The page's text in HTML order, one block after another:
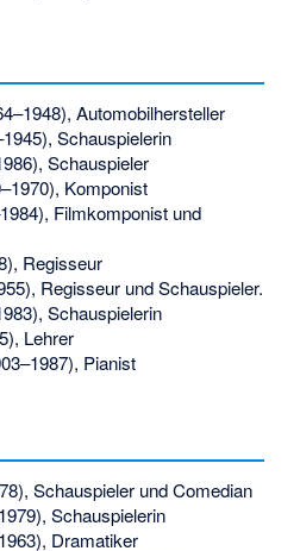
Automobilhersteller
Schauspielerin
Schauspieler
Komponist
Filmkomponist und
Regisseur
Regisseur und Schauspieler.
Schauspielerin
Lehrer
Pianist
Schauspieler und Comedian
Schauspielerin
Dramatiker